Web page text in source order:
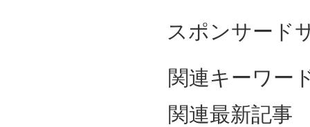
スポンサード
関連キーワー
関連最新記事